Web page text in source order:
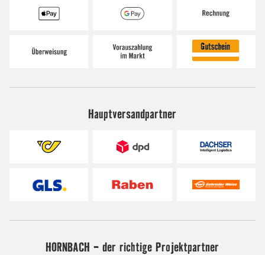
Hauptversandpartner
HORNBACH - der richtige Projektpartner